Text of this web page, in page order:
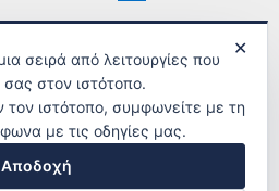
ΟΡΟΙ ΧΡΗΣΗΣ
✕
σειρά από λειτουργίες που
σας στον ιστότοπο.
τον ιστότοπο, συμφωνείτε με τη
με τις οδηγίες μας.
Αποδοχή